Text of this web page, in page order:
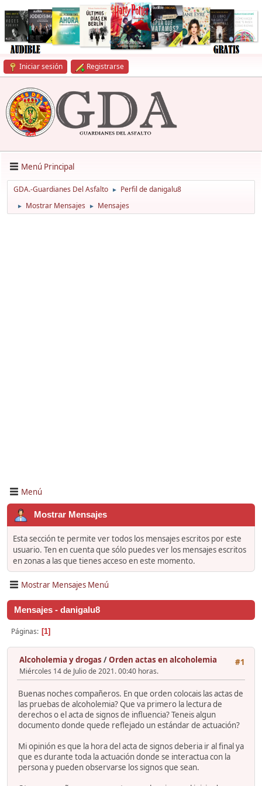
Iniciar sesión Registrarse
Menú Principal
GDA.-Guardianes Del Asfalto ► Perfil de danigalu8
► Mostrar Mensajes ► Mensajes
Menú
Mostrar Mensajes
Esta sección te permite ver todos los mensajes escritos por este
usuario. Ten en cuenta que sólo puedes ver los mensajes escritos
en zonas a las que tienes acceso en este momento.
Mostrar Mensajes Menú
Mensajes - danigalu8
Páginas 1
#1
Alcoholemia y drogas /Orden actas en alcoholemia
Miércoles 14 de Julio de 2021. 00:40 horas.
Buenas noches compañeros. En que orden colocais las actas de
las pruebas de alcoholemia? Que va primero la lectura de
derechos o el acta de signos de influencia? Teneis algun
documento donde quede reflejado un estándar de actuación?
Mi opinión es que la hora del acta de signos deberia ir al final ya
que es durante toda la actuación donde se interactua con la
persona y pueden observarse los signos que sean.